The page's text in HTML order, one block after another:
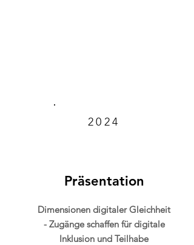
2024
Präsentation
Dimensionen digitaler Gleichheit
- Zugänge schaffen für digitale
Inklusion und Teilhabe